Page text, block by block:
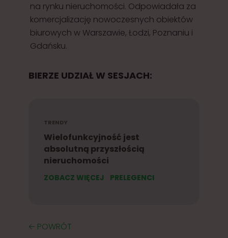
na rynku nieruchomości. Odpowiadała za
komercjalizację nowoczesnych obiektów
biurowych w Warszawie, Łodzi, Poznaniu i
Gdańsku.
BIERZE UDZIAŁ W SESJACH:
TRENDY
Wielofunkcyjność jest
absolutną przyszłością
nieruchomości
ZOBACZ WIĘCEJ PRELEGENCI
🡠 POWRÓT